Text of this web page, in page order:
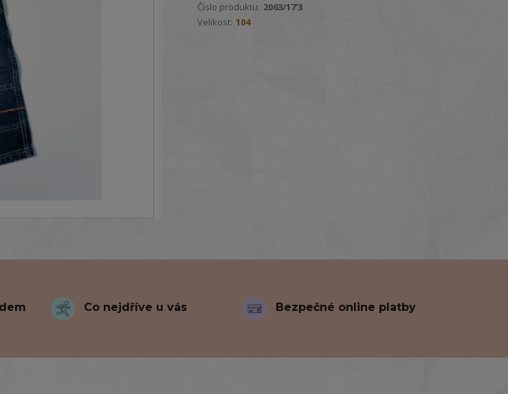
Číslo produktu: 2063/17'3
Velikost: 104
Co nejdříve u vás Bezpečné online platby